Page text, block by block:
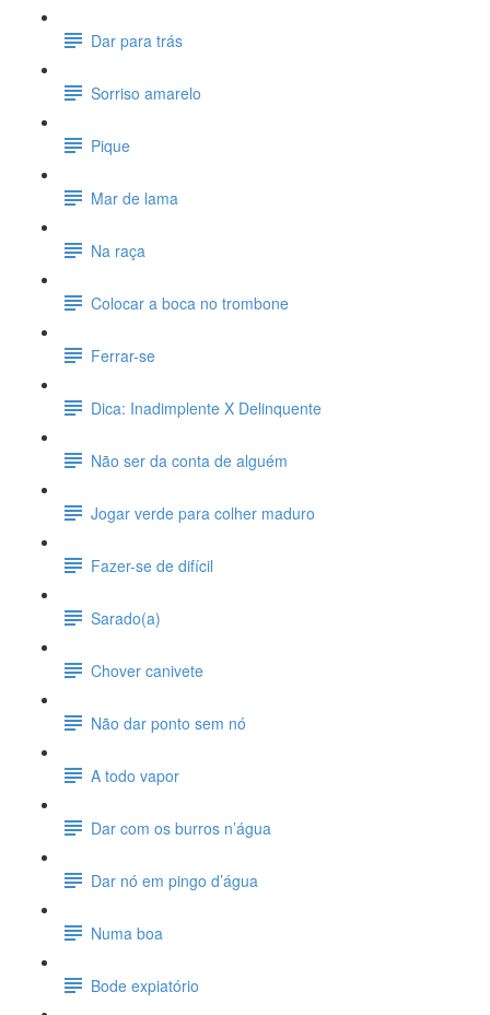
Dar para trás
Sorriso amarelo
Pique
Mar de lama
Na raça
Colocar a boca no trombone
Ferrar-se
Dica: Inadimplente X Delinquente
Não ser da conta de alguém
Jogar verde para colher maduro
Fazer-se de difícil
Sarado(a)
Chover canivete
Não dar ponto sem nó
A todo vapor
Dar com os burros n’água
Dar nó em pingo d’água
Numa boa
Bode expiatório